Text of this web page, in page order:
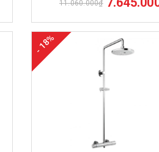
11.060.000₫
- 18%